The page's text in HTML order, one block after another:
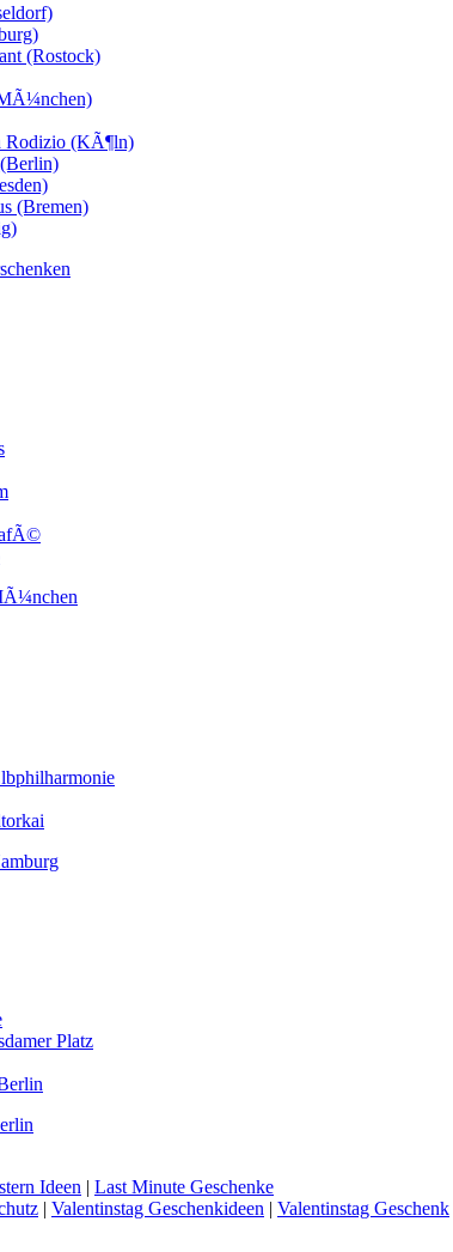
(Rostock)
Rodizio (KÃ¶ln)
(Bremen)
Platz
Ideen | Last Minute Geschenke
| Valentinstag Geschenkideen | Valentinstag Geschenk